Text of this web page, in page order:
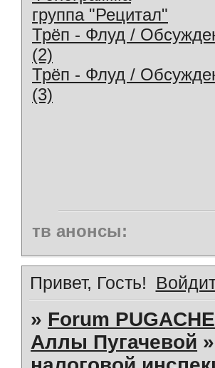
группа "Рецитал"
Трёп - Флуд /
(2)
Трёп - Флуд /
(3)
тв анонсы:
Привет, Гость!
» Forum
Аллы Пугачевой »